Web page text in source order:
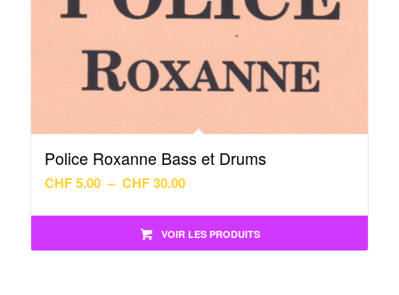
Police Roxanne Bass et Drums
CHF5.00 – CHF30.00Plage
prix :
CHF 5.00
VOIR LES PRODUITS